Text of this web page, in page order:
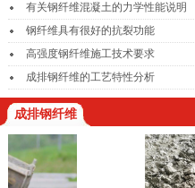
有关钢纤维混凝土的力学性能说明
钢纤维具有很好的抗裂功能
高强度钢纤维施工技术要求
成排钢纤维的工艺特性分析
成排钢纤维